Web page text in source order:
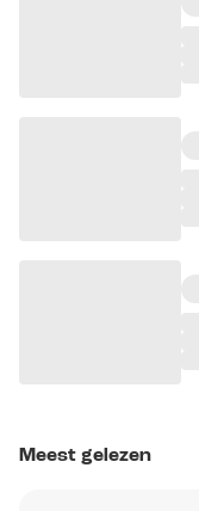
Meest gelezen